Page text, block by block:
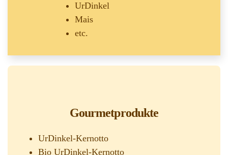
UrDinkel
Mais
etc.
Gourmetprodukte
UrDinkel-Kernotto
Bio UrDinkel-Kernotto